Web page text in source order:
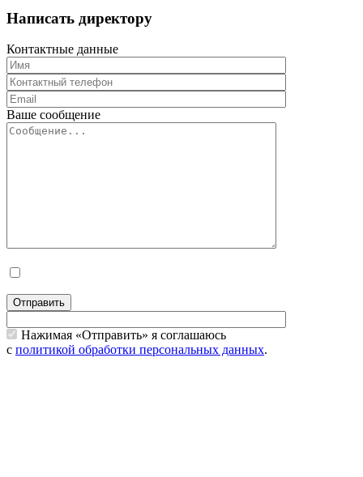
Написать директору
Контактные данные
Ваше сообщение
Отправить
Нажимая «Отправить» я соглашаюсь
с политикой обработки персональных данных.